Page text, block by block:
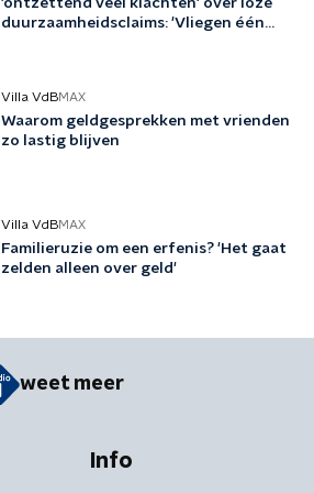
'ontzettend veel klachten' over loze
duurzaamheidsclaims: 'Vliegen één
Villa VdBMAX
Waarom geldgesprekken met vrienden
zo lastig blijven
Villa VdBMAX
Familieruzie om een erfenis? 'Het gaat
zelden alleen over geld'
weet meer
Info